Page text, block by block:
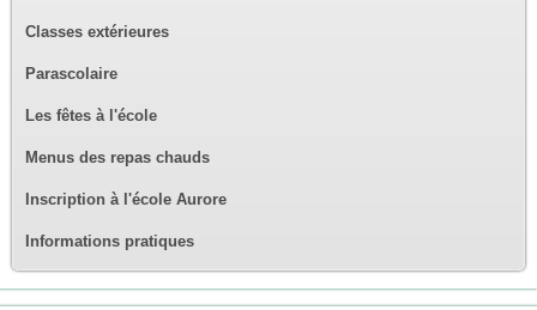
Classes extérieures
Parascolaire
Les fêtes à l'école
Menus des repas chauds
Inscription à l'école Aurore
Informations pratiques